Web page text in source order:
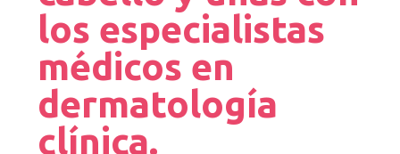
los especialistas
médicos en
dermatología
clínica.